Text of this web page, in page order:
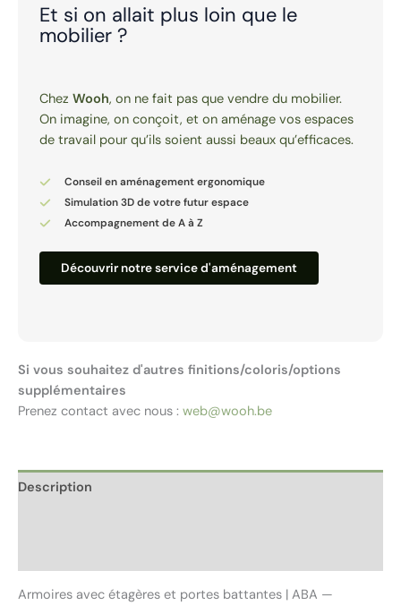
Et si on allait plus loin que le
mobilier ?
Chez Wooh, on ne fait pas que vendre du mobilier.
On imagine, on conçoit, et on aménage vos espaces
de travail pour qu’ils soient aussi beaux qu’efficaces.
Conseil en aménagement ergonomique
Simulation 3D de votre futur espace
Accompagnement de A à Z
Découvrir notre service d'aménagement
Si vous souhaitez d'autres finitions/coloris/options
supplémentaires
Prenez contact avec nous : web@wooh.be
Description
Armoires avec étagères et portes battantes | ABA —